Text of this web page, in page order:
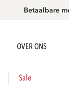
Betaalbare
OVER ONS
Sale